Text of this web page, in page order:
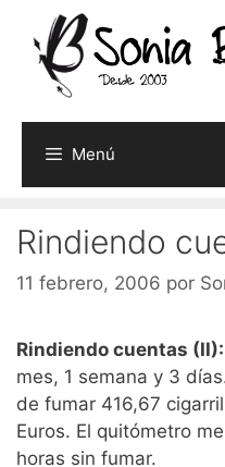
contenido
Menú
Rindiendo
11 febrero, 2006 por
Rindiendo cuentas (II):
mes, 1 semana y 3
de fumar 416,67
Euros. El quitómetro
horas sin fumar.